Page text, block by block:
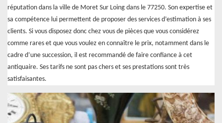
réputation dans la ville de Moret Sur Loing dans le 77250. Son expertise et
sa compétence lui permettent de proposer des services d’estimation à ses
clients. Si vous disposez donc chez vous de pièces que vous considérez
comme rares et que vous voulez en connaître le prix, notamment dans le
cadre d’une succession, il est recommandé de faire confiance à cet
antiquaire. Ses tarifs ne sont pas chers et ses prestations sont très
satisfaisantes.